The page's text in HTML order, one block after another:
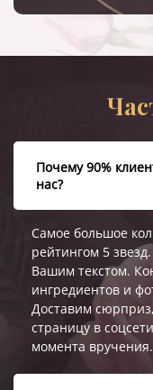
Почему 90%
нас?
Самое большое
рейтингом 5
Вашим текстом.
ингредиентов и
Доставим
страницу в
момента вручения.